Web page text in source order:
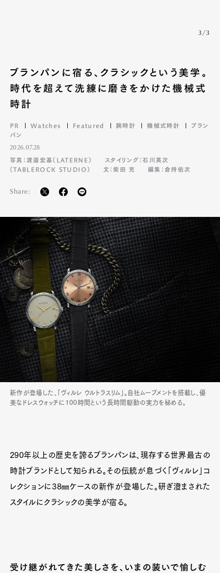
3/3
ブランパンに宿る、クラシックという美学。
時代を超えて洗練に磨きをかけた機械式
時計
PR Watches Featured 腕時計 機械式時計
ブラン
パン
2026.07.28
写真：渡邉宏基（LATERNE）
スタイリング：石川英次
（TABLEROCK STUDIO）
文：柴田 充 編集：倉持佑次
Share:
新作が登場した、「ヴィルレ ウルトラスリム」。自社ムーブメントを搭載し、優
美なドレスウォッチに100時間という長時間駆動の実力を秘める。
290年以上の歴史を誇るブランパンは、現存する世界最古の
時計ブランドとして知られる。その伝統が息づく「ヴィルレ」コ
レクションに38㎜ケースの新作が登場した。研ぎ澄まされた
スタイルにクラシックの美学が宿る。
受け継がれてきた美しさを、いまの装いで愉しむ